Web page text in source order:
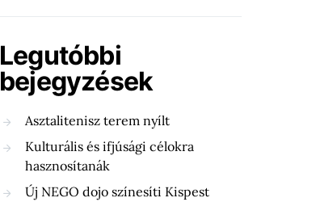
Legutóbbi
bejegyzések
Asztalitenisz terem nyílt
Kulturális és ifjúsági célokra
hasznosítanák
Új NEGO dojo színesíti Kispest